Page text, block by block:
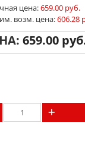
цена:659.00 руб.
возм. цена:606.28
659.00